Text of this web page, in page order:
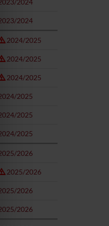
2024
2024
2024/2025
2024/2025
2024/2025
2025
2025
2025
2026
2025/2026
2026
2026